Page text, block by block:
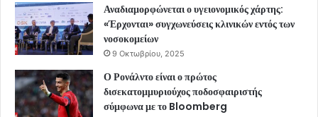
Αναδιαμορφώνεται ο υγειονομικός χάρτης:
«Έρχονται» συγχωνεύσεις κλινικών εντός των
νοσοκομείων
9 Οκτωβρίου, 2025
Ο Ρονάλντο είναι ο πρώτος
δισεκατομμυριούχος ποδοσφαιριστής
σύμφωνα με το Bloomberg